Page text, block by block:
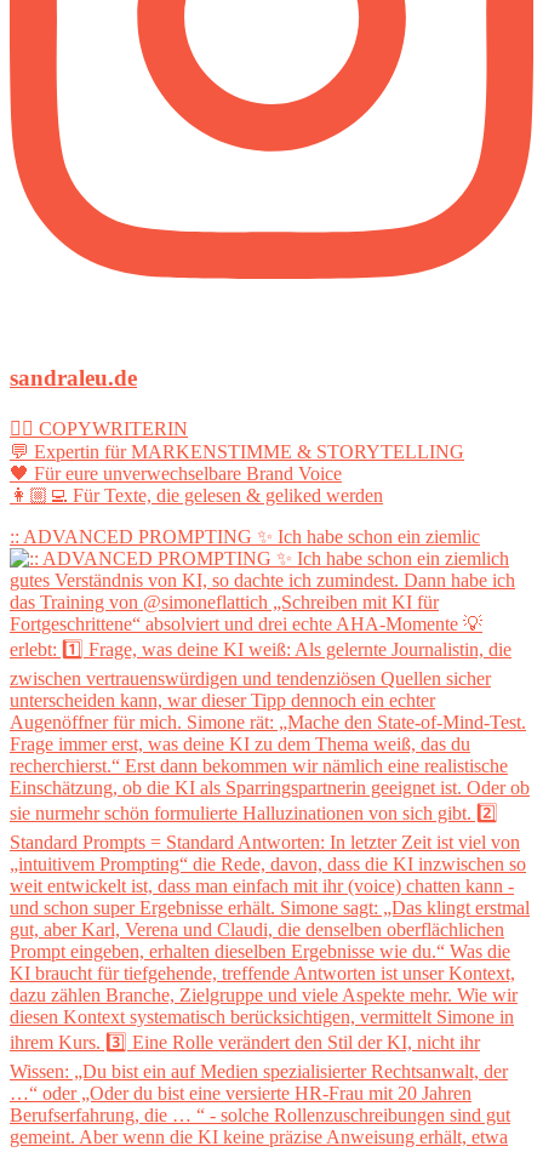
sandraleu.de
✍🏻 COPYWRITERIN
💬 Expertin für MARKENSTIMME & STORYTELLING
🖤 Für eure unverwechselbare Brand Voice
👩🏼‍💻 Für Texte, die gelesen & geliked werden
:: ADVANCED PROMPTING ✨ Ich habe schon ein ziemlic